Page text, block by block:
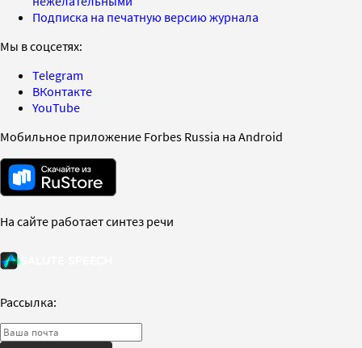
Подписка на печатную версию журнала
Мы в соцсетях:
Telegram
ВКонтакте
YouTube
Мобильное приложение Forbes Russia на Android
На сайте работает синтез речи
Рассылка: